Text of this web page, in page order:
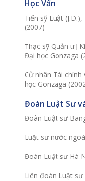
Học Vấn
Tiến sỹ Luật
(2007)
Thạc sỹ Quản trị
Đại học Gonzaga
Cử nhân Tài
học Gonzaga
Đoàn Luật Sư
Đoàn Luật sư
Luật sư nước
Đoàn Luật sư Hà
Liên đoàn Luật sư